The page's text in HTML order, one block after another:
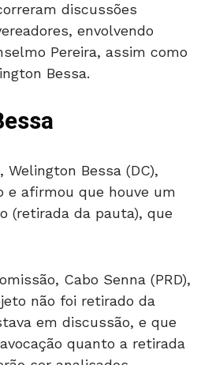
discussões
envolvendo
Pereira, assim como
Bessa.
Bessa (DC),
e afirmou que houve um
(retirada da pauta), que
Cabo Senna (PRD),
não foi retirado da
em discussão, e que
quanto a retirada